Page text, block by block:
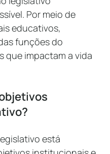
Por meio de
educativos,
funções do
que impactam a vida
está